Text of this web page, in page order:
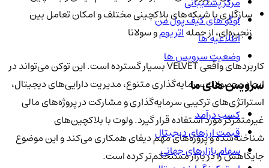
سازگاری با شبکه‌های بلاکچینی مختلف و امکان تعامل بین
زنجیره‌ای، از جملهاتریومو سولانا
کاربردهای واقعی VELVET بسیار گسترده است. این توکن می‌تواند در
ایجاد محصولات سرمایه‌گذاری متنوع، مدیریت دارایی‌های دیجیتال،
استراتژی‌های ترکیبی سرمایه‌گذاری و مشارکت در پروژه‌های مالی
غیرمتمرکز مورد استفاده قرار گیرد. ولوت با بلاکچین‌های
شناخته‌شده و پروژه‌های مهم دیفای همکاری می‌کند و این موضوع
جایگاهش را در بازار مستحکم‌تر کرده است.
لوگو های کیف پول من
اطلاعیه ها
وضعیت سرویس ها
سرویس های ما
کسب درآمد
قیمت ارزهای دیجیتال
سهام بازارهای جهانی